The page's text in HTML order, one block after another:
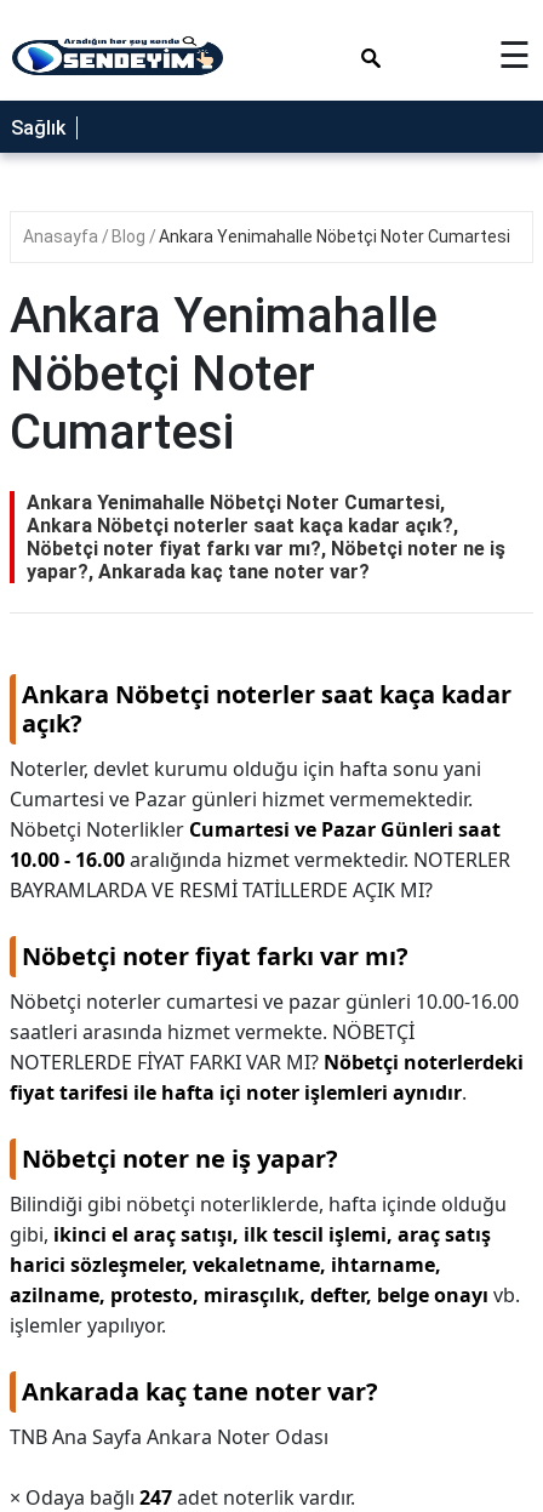
SAĞLIK
NEDİR
YEMEK
RÜYA
GEZİLECEK
YERLER
☰
Sağlık
Anasayfa Blog Ankara Yenimahalle Nöbetçi Noter Cumartesi
Ankara Yenimahalle
Nöbetçi Noter
Cumartesi
Ankara Yenimahalle Nöbetçi Noter Cumartesi,
Ankara Nöbetçi noterler saat kaça kadar açık?,
Nöbetçi noter fiyat farkı var mı?, Nöbetçi noter ne iş
yapar?, Ankarada kaç tane noter var?
Ankara Nöbetçi noterler saat kaça kadar
açık?
Noterler, devlet kurumu olduğu için hafta sonu yani
Cumartesi ve Pazar günleri hizmet vermemektedir.
Nöbetçi Noterlikler Cumartesi ve Pazar Günleri saat
10.00 - 16.00aralığında hizmet vermektedir. NOTERLER
BAYRAMLARDA VE RESMİ TATİLLERDE AÇIK MI?
Nöbetçi noter fiyat farkı var mı?
Nöbetçi noterler cumartesi ve pazar günleri 10.00-16.00
saatleri arasında hizmet vermekte. NÖBETÇİ
NOTERLERDE FİYAT FARKI VAR MI? Nöbetçi noterlerdeki
fiyat tarifesi ile hafta içi noter işlemleri aynıdır.
Nöbetçi noter ne iş yapar?
Bilindiği gibi nöbetçi noterliklerde, hafta içinde olduğu
gibi, ikinci el araç satışı, ilk tescil işlemi, araç satış
harici sözleşmeler, vekaletname, ihtarname,
azilname, protesto, mirasçılık, defter, belge onayı vb.
işlemler yapılıyor.
Ankarada kaç tane noter var?
TNB Ana Sayfa Ankara Noter Odası
× Odaya bağlı 247adet noterlik vardır.